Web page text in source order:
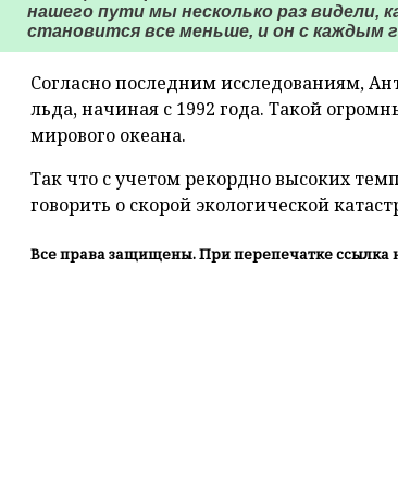
нашего пути мы несколько раз видели,
становится все меньше, и он с каждым
Согласно последним исследованиям,
льда, начиная с 1992 года. Такой
мирового океана.
Так что с учетом рекордно высоких
говорить о скорой экологической
Все права защищены. При перепечатке ссылка